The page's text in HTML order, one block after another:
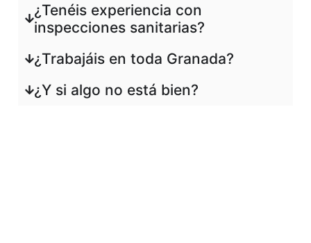
¿Tenéis experiencia con
inspecciones sanitarias?
¿Trabajáis en toda Granada?
¿Y si algo no está bien?